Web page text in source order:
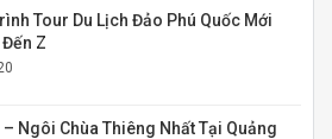
Tour Du Lịch Đảo Phú Quốc Mới
Đến Z
– Ngôi Chùa Thiêng Nhất Tại Quảng